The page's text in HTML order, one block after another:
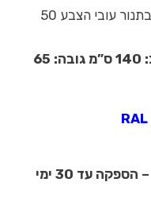
כל הארונית בגימור בצבע אפוקסי בתנור עובי הצבע 50
מידת הארון – עומק: 42 ס”מ רוחב: 140 ס”מ גובה: 65
ניתן להזמין במגוון צבעים לבחירה – הספקה עד 30 ימי